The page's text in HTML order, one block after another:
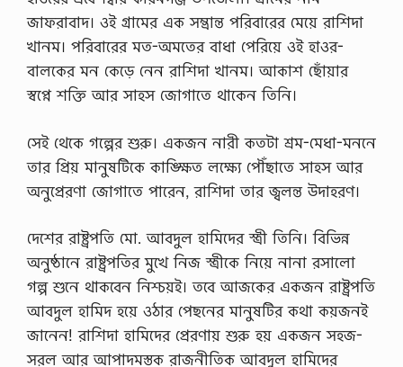
জাফরাবাদ। ওই গ্রামের এক সম্ভ্রান্ত পরিবারের মেয়ে রাশিদা
খানম। পরিবারের মত-অমতের বাধা পেরিয়ে ওই হাওর-
বালকের মন কেড়ে নেন রাশিদা খানম। আকাশ ছোঁয়ার
স্বপ্নে শক্তি আর সাহস জোগাতে থাকেন তিনি।
সেই থেকে গল্পের শুরু। একজন নারী কতটা শ্রম-মেধা-মননে
তার প্রিয় মানুষটিকে কাঙ্ক্ষিত লক্ষ্যে পৌঁছাতে সাহস আর
অনুপ্রেরণা জোগাতে পারেন, রাশিদা তার জ্বলন্ত উদাহরণ।
দেশের রাষ্ট্রপতি মো. আবদুল হামিদের স্ত্রী তিনি। বিভিন্ন
অনুষ্ঠানে রাষ্ট্রপতির মুখে নিজ স্ত্রীকে নিয়ে নানা রসালো
গল্প শুনে থাকবেন নিশ্চয়ই। তবে আজকের একজন রাষ্ট্রপতি
আবদুল হামিদ হয়ে ওঠার পেছনের মানুষটির কথা কয়জনই
জানেন! রাশিদা হামিদের প্রেরণায় শুরু হয় একজন সহজ-
সরল আর আপাদমস্তক রাজনীতিক আবদুল হামিদের